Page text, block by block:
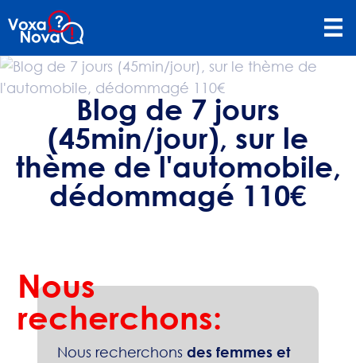
Blog de 7 jours
(45min/jour), sur le
thème de l'automobile,
dédommagé 110€
Nous
recherchons:
Nous recherchons des femmes et